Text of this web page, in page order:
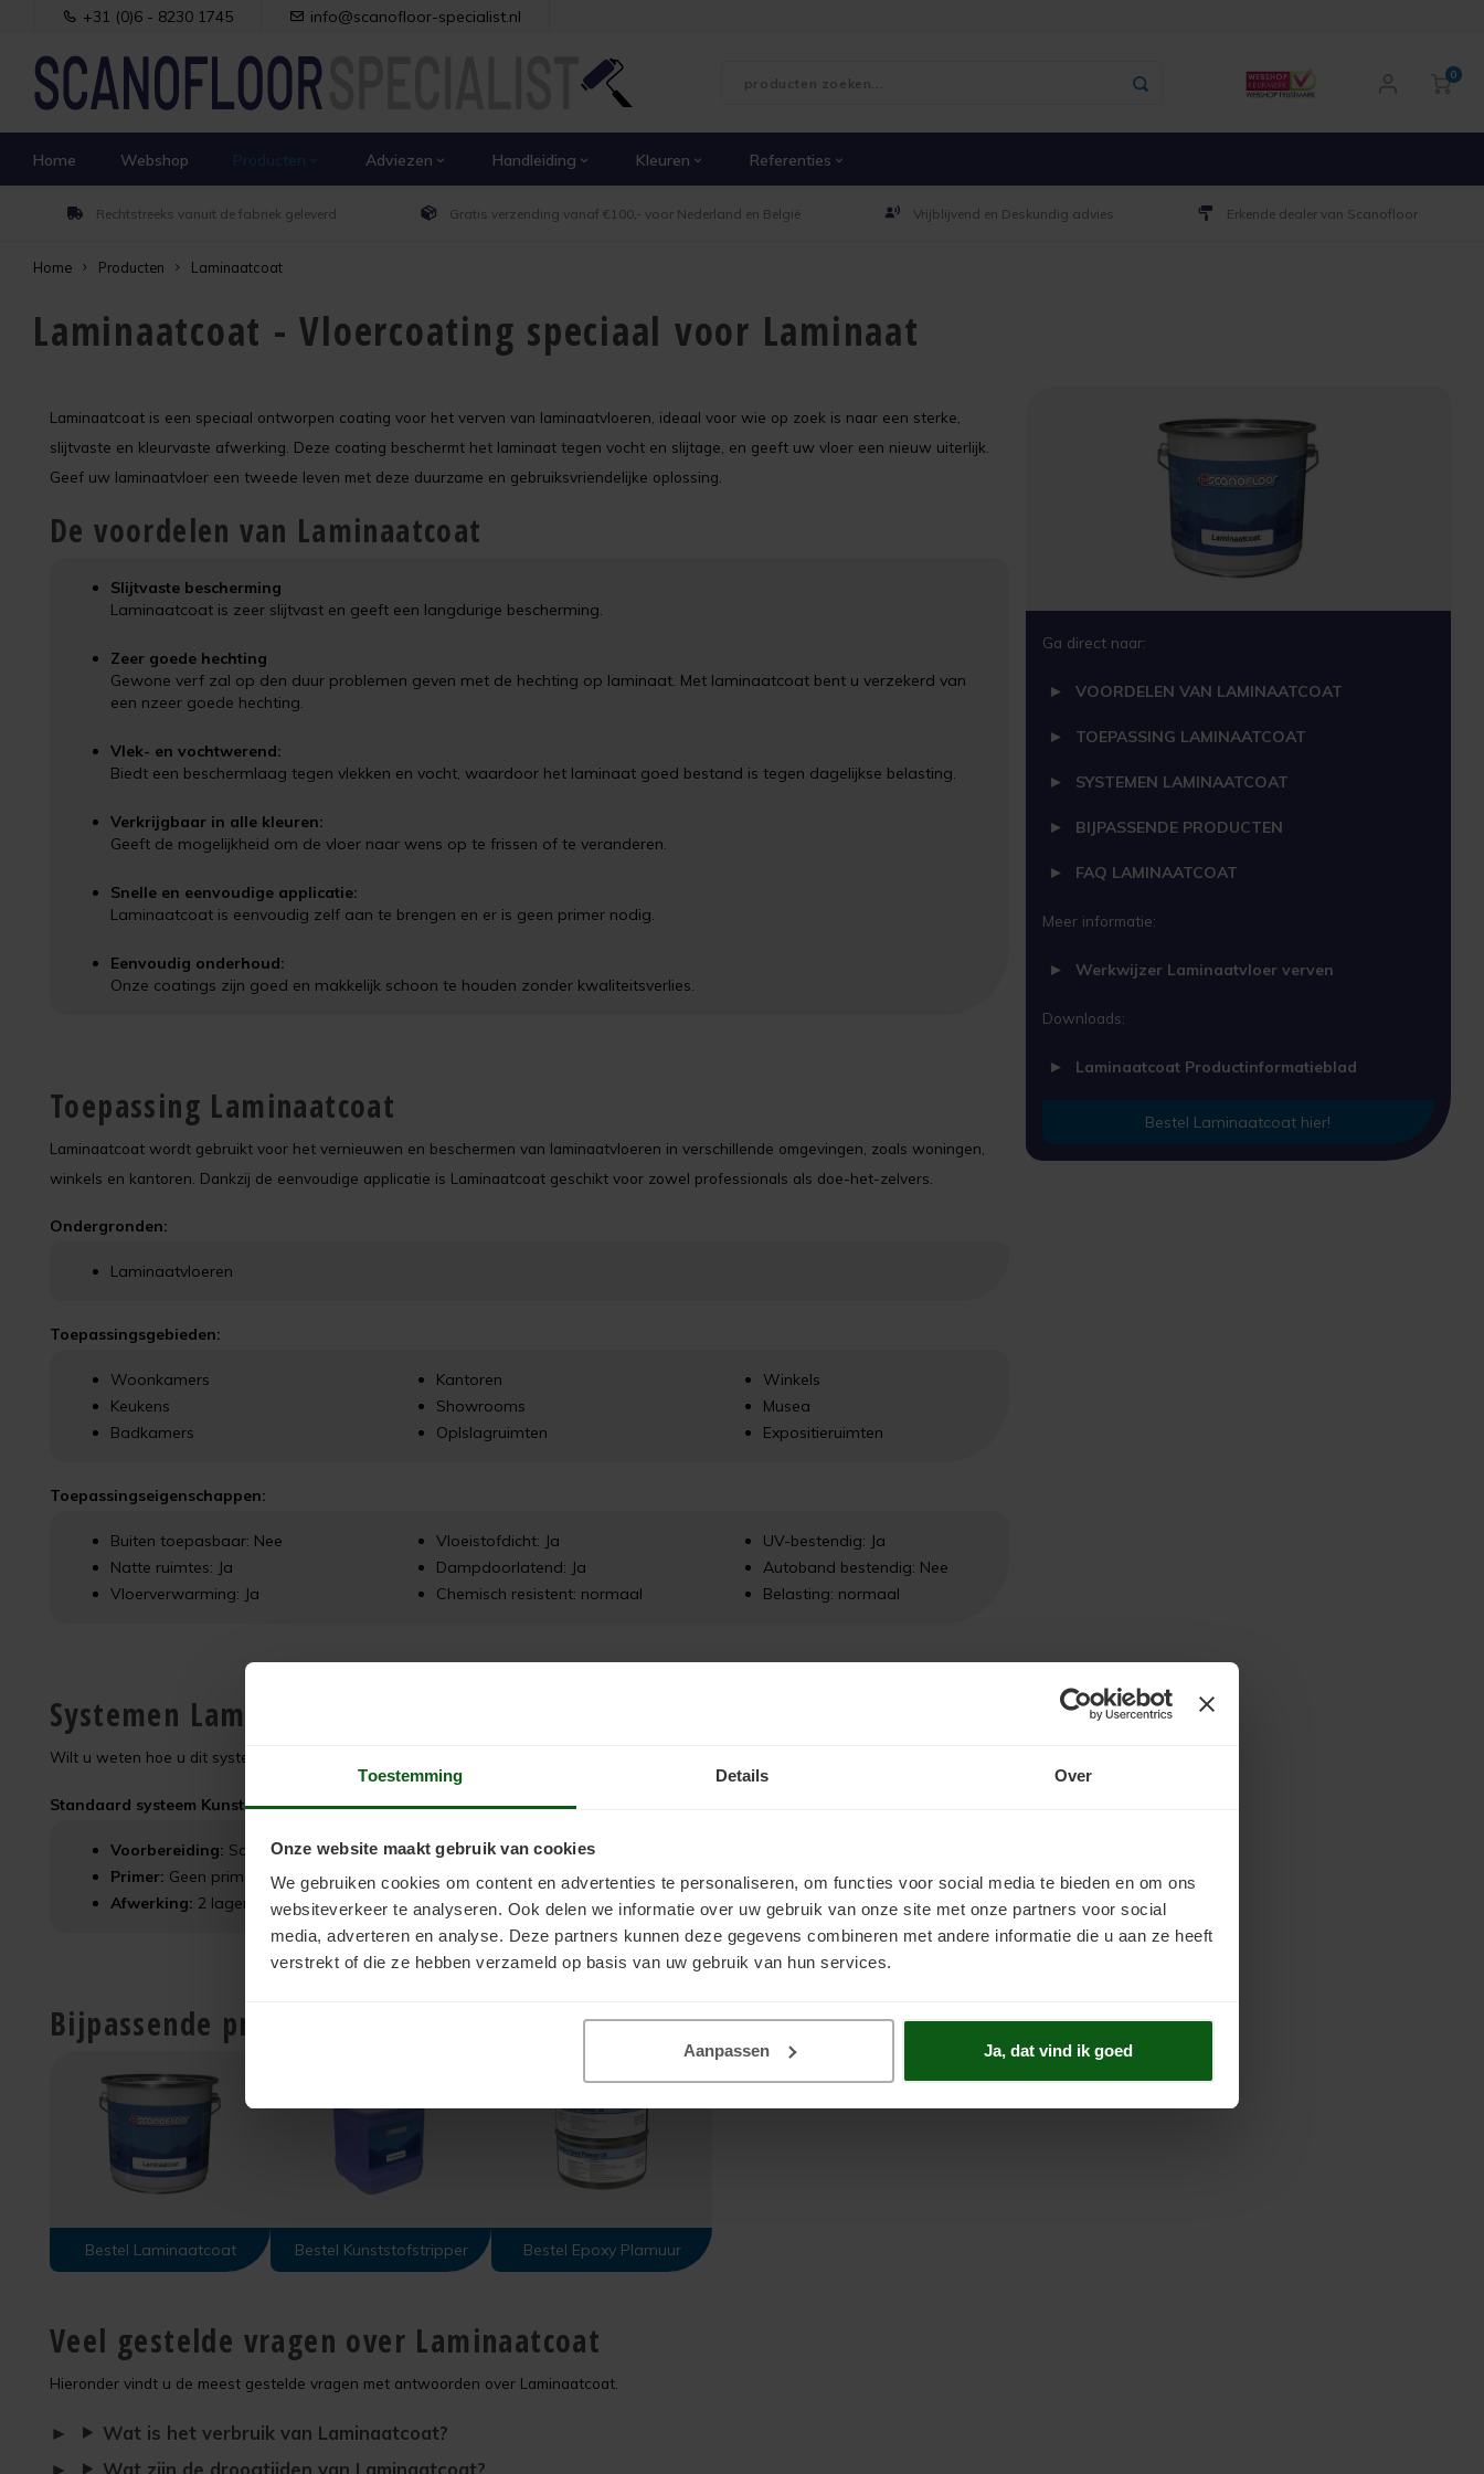
Toestemming Details Over
Onze website maakt gebruik van cookies
We gebruiken cookies om content en advertenties te personaliseren, om functies voor social media te bieden en om ons
websiteverkeer te analyseren. Ook delen we informatie over uw gebruik van onze site met onze partners voor social
media, adverteren en analyse. Deze partners kunnen deze gegevens combineren met andere informatie die u aan ze heeft
verstrekt of die ze hebben verzameld op basis van uw gebruik van hun services.
Aanpassen Ja, dat vind ik goed
+31 (0)6 - 8230 1745 info@scanofloor-specialist.nl
0
Home Webshop Adviezen Handleiding Kleuren Referenties
Rechtstreeks vanuit de fabriek geleverd Gratis verzending vanaf €100,- voor Nederland en België Vrijblijvend en Deskundig advies Erkende dealer van Scanofloor
Home Producten Laminaatcoat
Laminaatcoat - Vloercoating speciaal voor Laminaat
Laminaatcoat is een speciaal ontworpen coating voor het verven van laminaatvloeren, ideaal voor wie op zoek is naar een sterke,
slijtvaste en kleurvaste afwerking. Deze coating beschermt het laminaat tegen vocht en slijtage, en geeft uw vloer een nieuw uiterlijk.
Geef uw laminaatvloer een tweede leven met deze duurzame en gebruiksvriendelijke oplossing.
De voordelen van Laminaatcoat
Slijtvaste bescherming
Laminaatcoat is zeer slijtvast en geeft een langdurige bescherming.
Zeer goede hechting
Gewone verf zal op den duur problemen geven met de hechting op laminaat. Met laminaatcoat bent u verzekerd van
een nzeer goede hechting.
Vlek- en vochtwerend:
Biedt een beschermlaag tegen vlekken en vocht, waardoor het laminaat goed bestand is tegen dagelijkse belasting.
Verkrijgbaar in alle kleuren:
Geeft de mogelijkheid om de vloer naar wens op te frissen of te veranderen.
Snelle en eenvoudige applicatie:
Laminaatcoat is eenvoudig zelf aan te brengen en er is geen primer nodig.
Eenvoudig onderhoud:
Onze coatings zijn goed en makkelijk schoon te houden zonder kwaliteitsverlies.
Toepassing Laminaatcoat
Laminaatcoat wordt gebruikt voor het vernieuwen en beschermen van laminaatvloeren in verschillende omgevingen, zoals woningen,
winkels en kantoren. Dankzij de eenvoudige applicatie is Laminaatcoat geschikt voor zowel professionals als doe-het-zelvers.
Ondergronden:
Laminaatvloeren
Toepassingsgebieden:
Woonkamers
Keukens
Badkamers
Kantoren
Showrooms
Oplslagruimten
Winkels
Musea
Expositieruimten
Toepassingseigenschappen:
Buiten toepasbaar: Nee
Natte ruimtes: Ja
Vloerverwarming: Ja
Vloeistofdicht: Ja
Dampdoorlatend: Ja
Chemisch resistent: normaal
UV-bestendig: Ja
Autoband bestendig: Nee
Belasting: normaal
Systemen Laminaatcoat
Wilt u weten hoe u dit systeem toepast op uw laminaatvloer? Hier vindt u de
Standaard systeem Kunststofcoat
Voorbereiding: Scanofloor Kunststofstripper
Primer: Geen primer nodig
Afwerking: 2 lagen Laminaatcoat
Bijpassende producten
Bestel Laminaatcoat Bestel Kunststofstripper Bestel Epoxy Plamuur
Veel gestelde vragen over Laminaatcoat
Hieronder vindt u de meest gestelde vragen met antwoorden over Laminaatcoat.
Wat is het verbruik van Laminaatcoat?
Wat zijn de droogtijden van Laminaatcoat?
Ga direct naar:
VOORDELEN VAN LAMINAATCOAT
TOEPASSING LAMINAATCOAT
SYSTEMEN LAMINAATCOAT
BIJPASSENDE PRODUCTEN
FAQ LAMINAATCOAT
Meer informatie:
Werkwijzer Laminaatvloer verven
Downloads:
Laminaatcoat Productinformatieblad
Bestel Laminaatcoat hier!